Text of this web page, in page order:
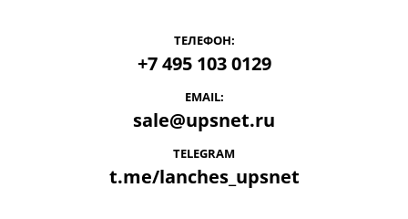
ТЕЛЕФОН:
+7 495 103 0129
EMAIL:
sale@upsnet.ru
TELEGRAM
t.me/lanches_upsnet